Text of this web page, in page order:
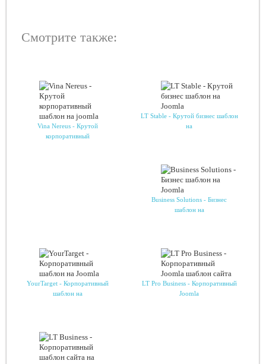
Смотрите также:
Vina Nereus - Крутой
корпоративный
LT Stable - Крутой бизнес шаблон
на
Business Solutions - Бизнес
шаблон на
YourTarget - Корпоративный
шаблон на
LT Pro Business - Корпоративный
Joomla